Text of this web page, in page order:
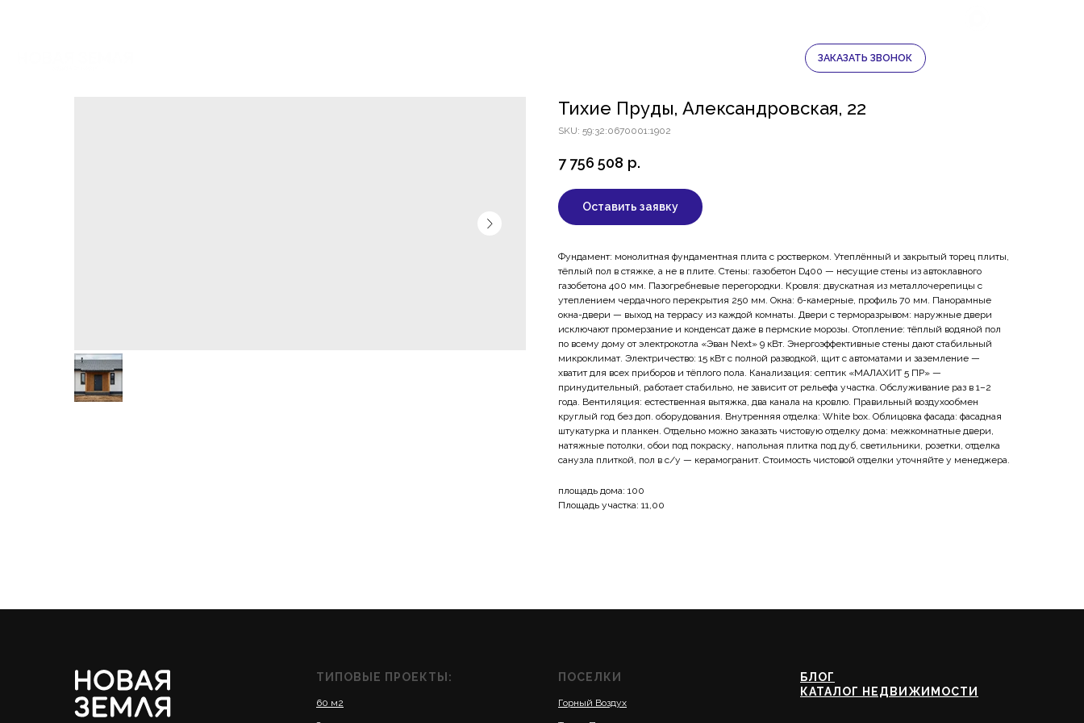
ЗАКАЗАТЬ ЗВОНОК +7 950 459 07 07
+7 950 474 07 07
Тихие Пруды, Александровская, 22
SKU: 59:32:0670001:1902
7 756 508 р.
Оставить заявку
Фундамент: монолитная фундаментная плита с ростверком. Утеплённый и закрытый торец плиты,
тёплый пол в стяжке, а не в плите. Стены: газобетон D400 — несущие стены из автоклавного
газобетона 400 мм. Пазогребневые перегородки. Кровля: двускатная из металлочерепицы с
утеплением чердачного перекрытия 250 мм. Окна: 6-камерные, профиль 70 мм. Панорамные
окна-двери — выход на террасу из каждой комнаты. Двери с терморазрывом: наружные двери
исключают промерзание и конденсат даже в пермские морозы. Отопление: тёплый водяной пол
по всему дому от электрокотла «Эван Next» 9 кВт. Энергоэффективные стены дают стабильный
микроклимат. Электричество: 15 кВт с полной разводкой, щит с автоматами и заземление —
хватит для всех приборов и тёплого пола. Канализация: септик «МАЛАХИТ 5 ПР» —
принудительный, работает стабильно, не зависит от рельефа участка. Обслуживание раз в 1–2
года. Вентиляция: естественная вытяжка, два канала на кровлю. Правильный воздухообмен
круглый год без доп. оборудования. Внутренняя отделка: White box. Облицовка фасада: фасадная
штукатурка и планкен. Отдельно можно заказать чистовую отделку дома: межкомнатные двери,
натяжные потолки, обои под покраску, напольная плитка под дуб, светильники, розетки, отделка
санузла плиткой, пол в с/у — керамогранит. Стоимость чистовой отделки уточняйте у менеджера.
площадь дома: 100
Площадь участка: 11,00
ТИПОВЫЕ ПРОЕКТЫ:
60 м2
ПОСЕЛКИ
Горный Воздух
БЛОГ
КАТАЛОГ НЕДВИЖИМОСТИ